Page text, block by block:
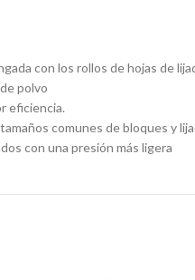
con los rollos de hojas de
polvo
eficiencia.
comunes de bloques y
con una presión más ligera